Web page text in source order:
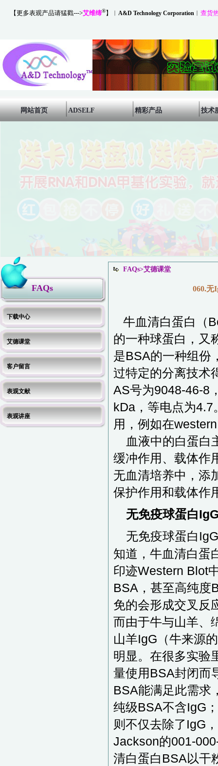
【更多表观产品请猛戳--->艾维缔®】 ︱ A&D Technology Corporation ︱ 查货
网站首页 ADSELF 精彩产品 技术
FAQs
下载中心
艾德课堂
客户留言
表观文献
表观讲座
FAQs>艾德课堂
060.无
牛血清白蛋白（
的一种球蛋白，又
是BSA的一种组份
过特定的分离技术
AS号为9048-46-8
kDa，等电点为4.7
用，例如在
血液中的白蛋白
缓冲作用、载体作
无血清培养中，添
保护作用和载体作
无免疫球蛋白
无免疫球蛋白IgG
知道，牛血清白蛋
印迹Western Blot
BSA，甚至高纯度
免的会形成交叉反
而由于牛与山羊、
山羊IgG（牛来源
明显。在很多实验
量使用BSA封闭而
BSA能满足此需求
纯级BSA不含IgG
则不仅去除了IgG
Jackson的001-
清白蛋白BSA以干